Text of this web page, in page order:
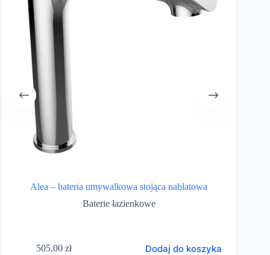
Alea – bateria umywalkowa stojąca nablatowa
Baterie łazienkowe
505.00zł Dodaj do koszyka